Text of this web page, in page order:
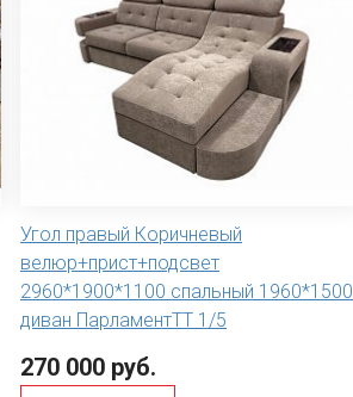
Угол правый Коричневый
велюр+прист+подсвет
2960*1900*1100 спальный 1960*1500
диван ПарламентТТ 1/5
270 000 руб.